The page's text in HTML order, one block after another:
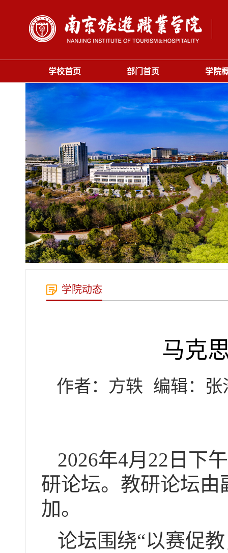
学校首页 部门首页 学院
学院动态
马克
作者：方轶 编辑：张
2026年4月22日下
研论坛。教研论坛
加。
论坛围绕“以赛促